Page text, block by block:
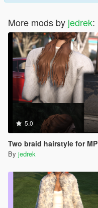
More mods by jedrek:
5.0
Two braid hairstyle for
By jedrek